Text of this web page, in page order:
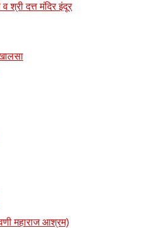
श्री दत्त मंदिर इंदूर
महाराज आश्रम)